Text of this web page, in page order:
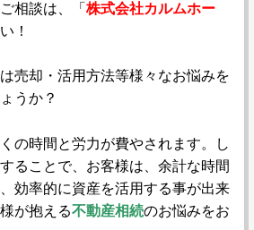
相談は、「 株式会社カルムホー
！
売却・活用方法等様々なお悩みを
うか？
の時間と労力が費やされます。し
ることで、お客様は、余計な時間
効率的に資産を活用する事が出来
が抱える不動産相続のお悩みをお